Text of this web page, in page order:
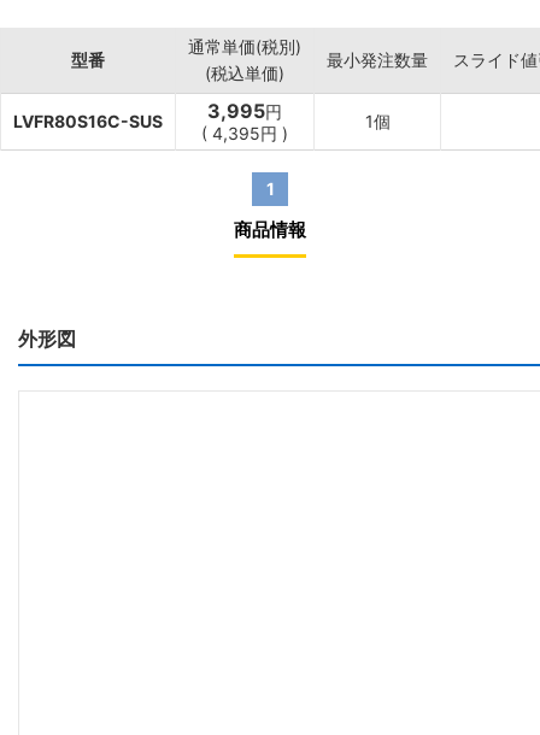
型番
通常単価(税別)
(税込単価)
最小発注数量 スライド
LVFR80S16C-SUS 3,995円
( 4,395円 )
1個
1
商品情報
外形図